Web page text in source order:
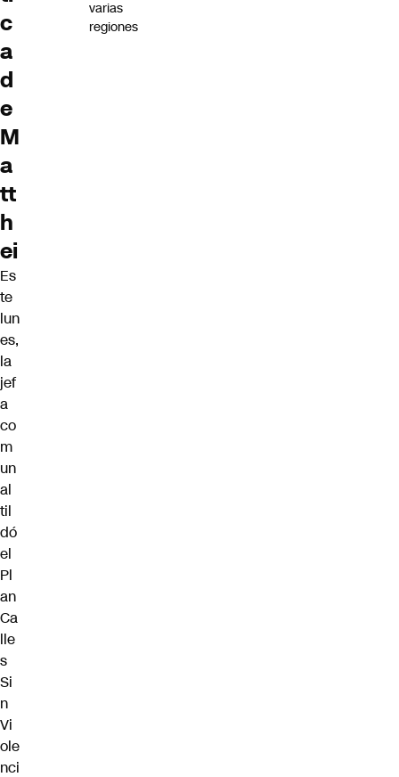
c
a
d
e
M
a
tt
h
ei
Es
te
lun
es,
la
jef
a
co
m
un
al
til
dó
el
Pl
an
Ca
lle
s
Si
n
Vi
ole
nci
varias
regiones